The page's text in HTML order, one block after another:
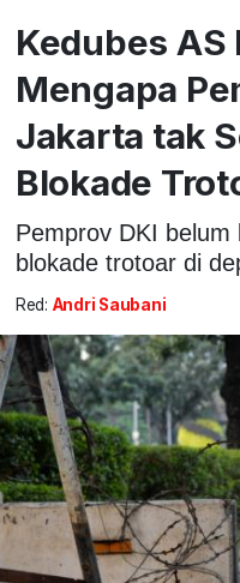
Kedubes AS
Mengapa
Jakarta tak
Blokade
Pemprov DKI
blokade trotoar di
Red: Andri Saubani